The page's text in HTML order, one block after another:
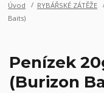
Úvod RYBÁŘSKÉ ZÁTĚŽE
Baits)
Penízek
(Burizon